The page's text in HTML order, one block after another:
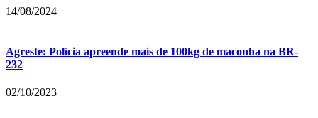
14/08/2024
Agreste: Polícia apreende mais de 100kg de maconha na BR-
232
02/10/2023